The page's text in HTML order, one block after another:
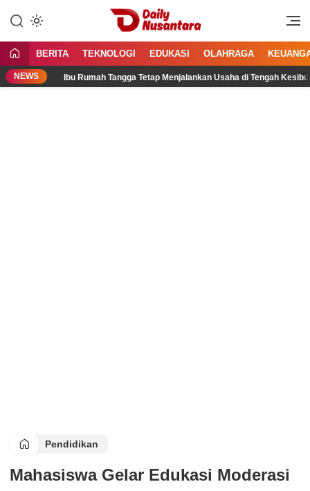
konten
Daily Nusantara
Menyajikan Fakta, Menginspirasi
BERITA TEKNOLOGI EDUKASI OLAHRAGA
NEWSIbu Rumah Tangga Tetap Menjalankan Usaha di Tengah Kesibukan
Pendidikan
Mahasiswa Gelar Edukasi Moderasi